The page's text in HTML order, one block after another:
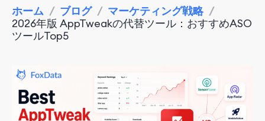
ホーム / ブログ / マーケティング戦略 /
2026年版 AppTweakの代替ツール：おすすめASO
ツールTop5